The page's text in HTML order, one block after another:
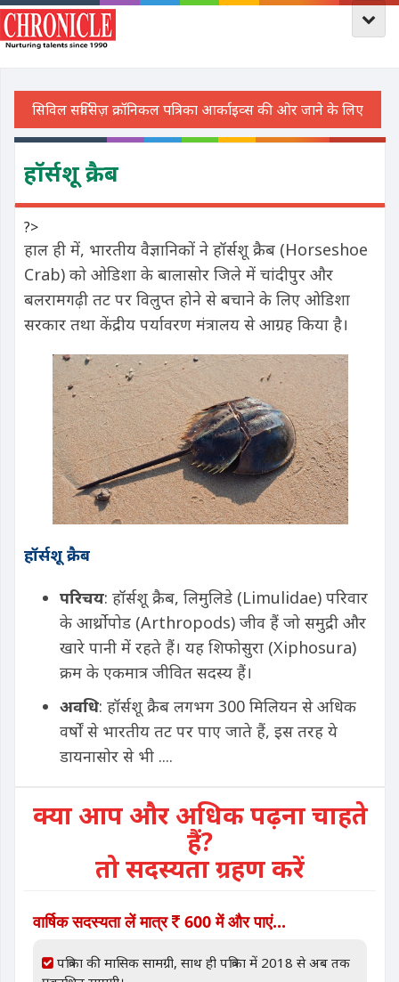
हॉर्सशू क्रैब
?>
हाल ही में, भारतीय वैज्ञानिकों ने हॉर्सशू क्रैब (Horseshoe
Crab) को ओडिशा के बालासोर जिले में चांदीपुर और
बलरामगढ़ी तट पर विलुप्त होने से बचाने के लिए ओडिशा
सरकार तथा केंद्रीय पर्यावरण मंत्रालय से आग्रह किया है।
हॉर्सशू क्रैब
परिचय: हॉर्सशू क्रैब, लिमुलिडे (Limulidae) परिवार
के आर्थ्रोपोड (Arthropods) जीव हैं जो समुद्री और
खारे पानी में रहते हैं। यह शिफोसुरा (Xiphosura)
क्रम के एकमात्र जीवित सदस्य हैं।
अवधि: हॉर्सशू क्रैब लगभग 300 मिलियन से अधिक
वर्षों से भारतीय तट पर पाए जाते हैं, इस तरह ये
डायनासोर से भी ....
क्या आप और अधिक पढ़ना चाहते
हैं?
तो सदस्यता ग्रहण करें
वार्षिक सदस्यता लें मात्र 600 में और पाएं...
पत्रिका की मासिक सामग्री, साथ ही पत्रिका में 2018 से अब तक